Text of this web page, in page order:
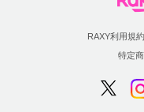
RAXY利用規約
特定